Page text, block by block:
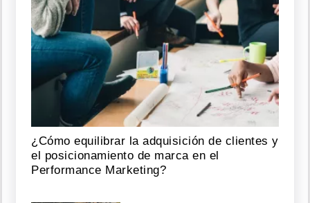
¿Cómo equilibrar la adquisición de clientes y
el posicionamiento de marca en el
Performance Marketing?